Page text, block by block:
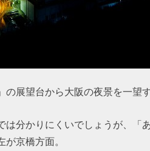
の展望台から大阪の夜景を一望す
は分かりにくいでしょうが、「
京橋方面。